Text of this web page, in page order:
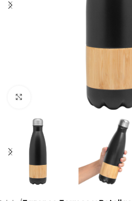
Clic para ampliar